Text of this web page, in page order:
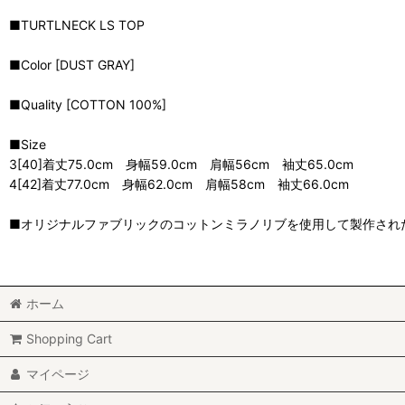
■TURTLNECK LS TOP
■Color [DUST GRAY]
■Quality [COTTON 100%]
■Size
3[40]着丈75.0cm 身幅59.0cm 肩幅56cm 袖丈65.0cm
4[42]着丈77.0cm 身幅62.0cm 肩幅58cm 袖丈66.0cm
■オリジナルファブリックのコットンミラノリブを使用して製作され
ホーム
Shopping Cart
マイページ